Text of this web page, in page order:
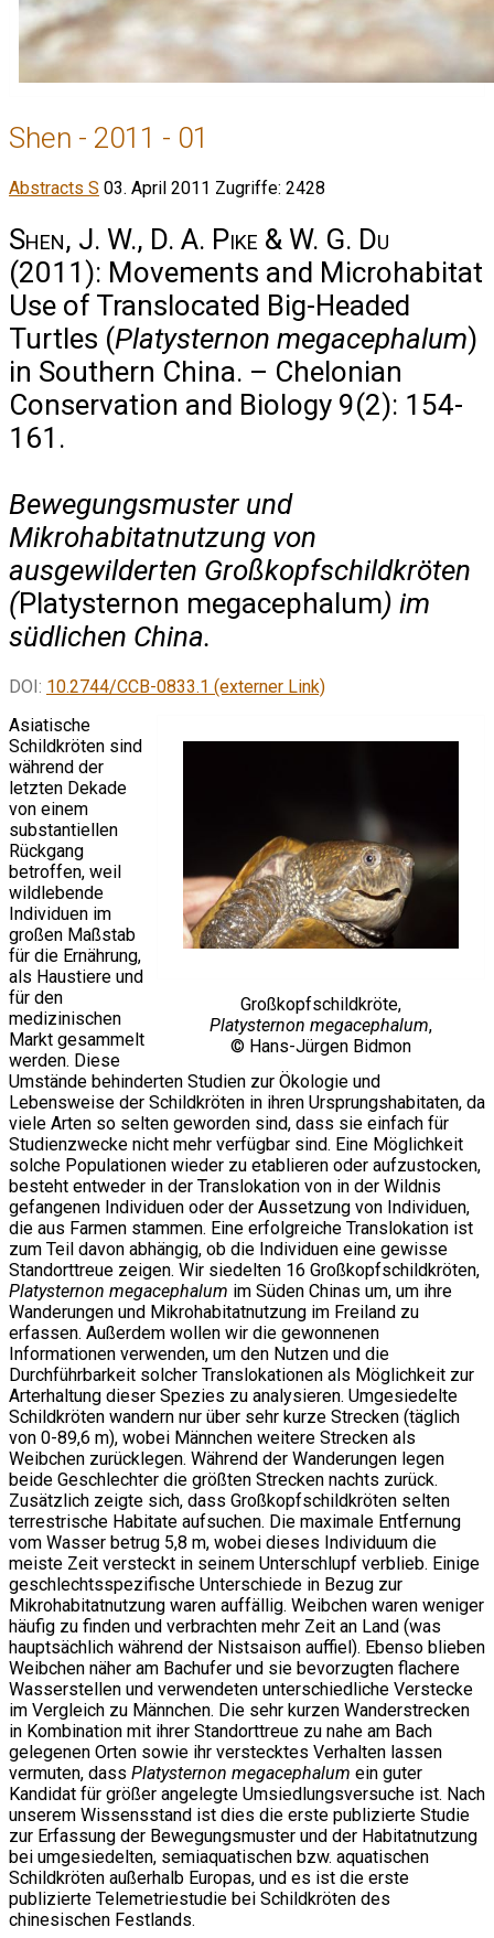
Shen - 2011 - 01
Abstracts S 03. April 2011 Zugriffe: 2428
Shen, J. W., D. A. Pike & W. G. Du
(2011): Movements and Microhabitat
Use of Translocated Big-Headed
Turtles (Platysternon megacephalum)
in Southern China. – Chelonian
Conservation and Biology 9(2): 154-
161.
Bewegungsmuster und
Mikrohabitatnutzung von
ausgewilderten Großkopfschildkröten
(Platysternon megacephalum) im
südlichen China.
DOI: 10.2744/CCB-0833.1 (externer Link)
Großkopfschildkröte,
Platysternon megacephalum,
© Hans-Jürgen Bidmon
Asiatische
Schildkröten sind
während der
letzten Dekade
von einem
substantiellen
Rückgang
betroffen, weil
wildlebende
Individuen im
großen Maßstab
für die Ernährung,
als Haustiere und
für den
medizinischen
Markt gesammelt
werden. Diese
Umstände behinderten Studien zur Ökologie und
Lebensweise der Schildkröten in ihren Ursprungshabitaten, da
viele Arten so selten geworden sind, dass sie einfach für
Studienzwecke nicht mehr verfügbar sind. Eine Möglichkeit
solche Populationen wieder zu etablieren oder aufzustocken,
besteht entweder in der Translokation von in der Wildnis
gefangenen Individuen oder der Aussetzung von Individuen,
die aus Farmen stammen. Eine erfolgreiche Translokation ist
zum Teil davon abhängig, ob die Individuen eine gewisse
Standorttreue zeigen. Wir siedelten 16 Großkopfschildkröten,
Platysternon megacephalum im Süden Chinas um, um ihre
Wanderungen und Mikrohabitatnutzung im Freiland zu
erfassen. Außerdem wollen wir die gewonnenen
Informationen verwenden, um den Nutzen und die
Durchführbarkeit solcher Translokationen als Möglichkeit zur
Arterhaltung dieser Spezies zu analysieren. Umgesiedelte
Schildkröten wandern nur über sehr kurze Strecken (täglich
von 0-89,6 m), wobei Männchen weitere Strecken als
Weibchen zurücklegen. Während der Wanderungen legen
beide Geschlechter die größten Strecken nachts zurück.
Zusätzlich zeigte sich, dass Großkopfschildkröten selten
terrestrische Habitate aufsuchen. Die maximale Entfernung
vom Wasser betrug 5,8 m, wobei dieses Individuum die
meiste Zeit versteckt in seinem Unterschlupf verblieb. Einige
geschlechtsspezifische Unterschiede in Bezug zur
Mikrohabitatnutzung waren auffällig. Weibchen waren weniger
häufig zu finden und verbrachten mehr Zeit an Land (was
hauptsächlich während der Nistsaison auffiel). Ebenso blieben
Weibchen näher am Bachufer und sie bevorzugten flachere
Wasserstellen und verwendeten unterschiedliche Verstecke
im Vergleich zu Männchen. Die sehr kurzen Wanderstrecken
in Kombination mit ihrer Standorttreue zu nahe am Bach
gelegenen Orten sowie ihr verstecktes Verhalten lassen
vermuten, dass Platysternon megacephalum ein guter
Kandidat für größer angelegte Umsiedlungsversuche ist. Nach
unserem Wissensstand ist dies die erste publizierte Studie
zur Erfassung der Bewegungsmuster und der Habitatnutzung
bei umgesiedelten, semiaquatischen bzw. aquatischen
Schildkröten außerhalb Europas, und es ist die erste
publizierte Telemetriestudie bei Schildkröten des
chinesischen Festlands.